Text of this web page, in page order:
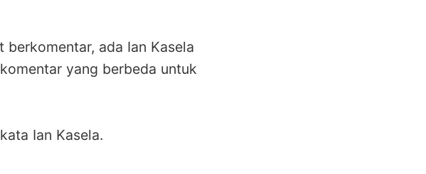
ada Ian Kasela
yang berbeda untuk
Ian Kasela.